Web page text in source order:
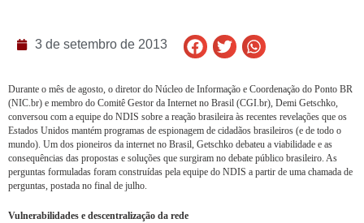
3 de setembro de 2013
Durante o mês de agosto, o diretor do Núcleo de Informação e Coordenação do Ponto BR
(NIC.br) e membro do Comitê Gestor da Internet no Brasil (CGI.br), Demi Getschko,
conversou com a equipe do NDIS sobre a reação brasileira às recentes revelações que os
Estados Unidos mantém programas de espionagem de cidadãos brasileiros (e de todo o
mundo). Um dos pioneiros da internet no Brasil, Getschko debateu a viabilidade e as
consequências das propostas e soluções que surgiram no debate público brasileiro. As
perguntas formuladas foram construídas pela equipe do NDIS a partir de uma chamada de
perguntas, postada no final de julho.
Vulnerabilidades e descentralização da rede